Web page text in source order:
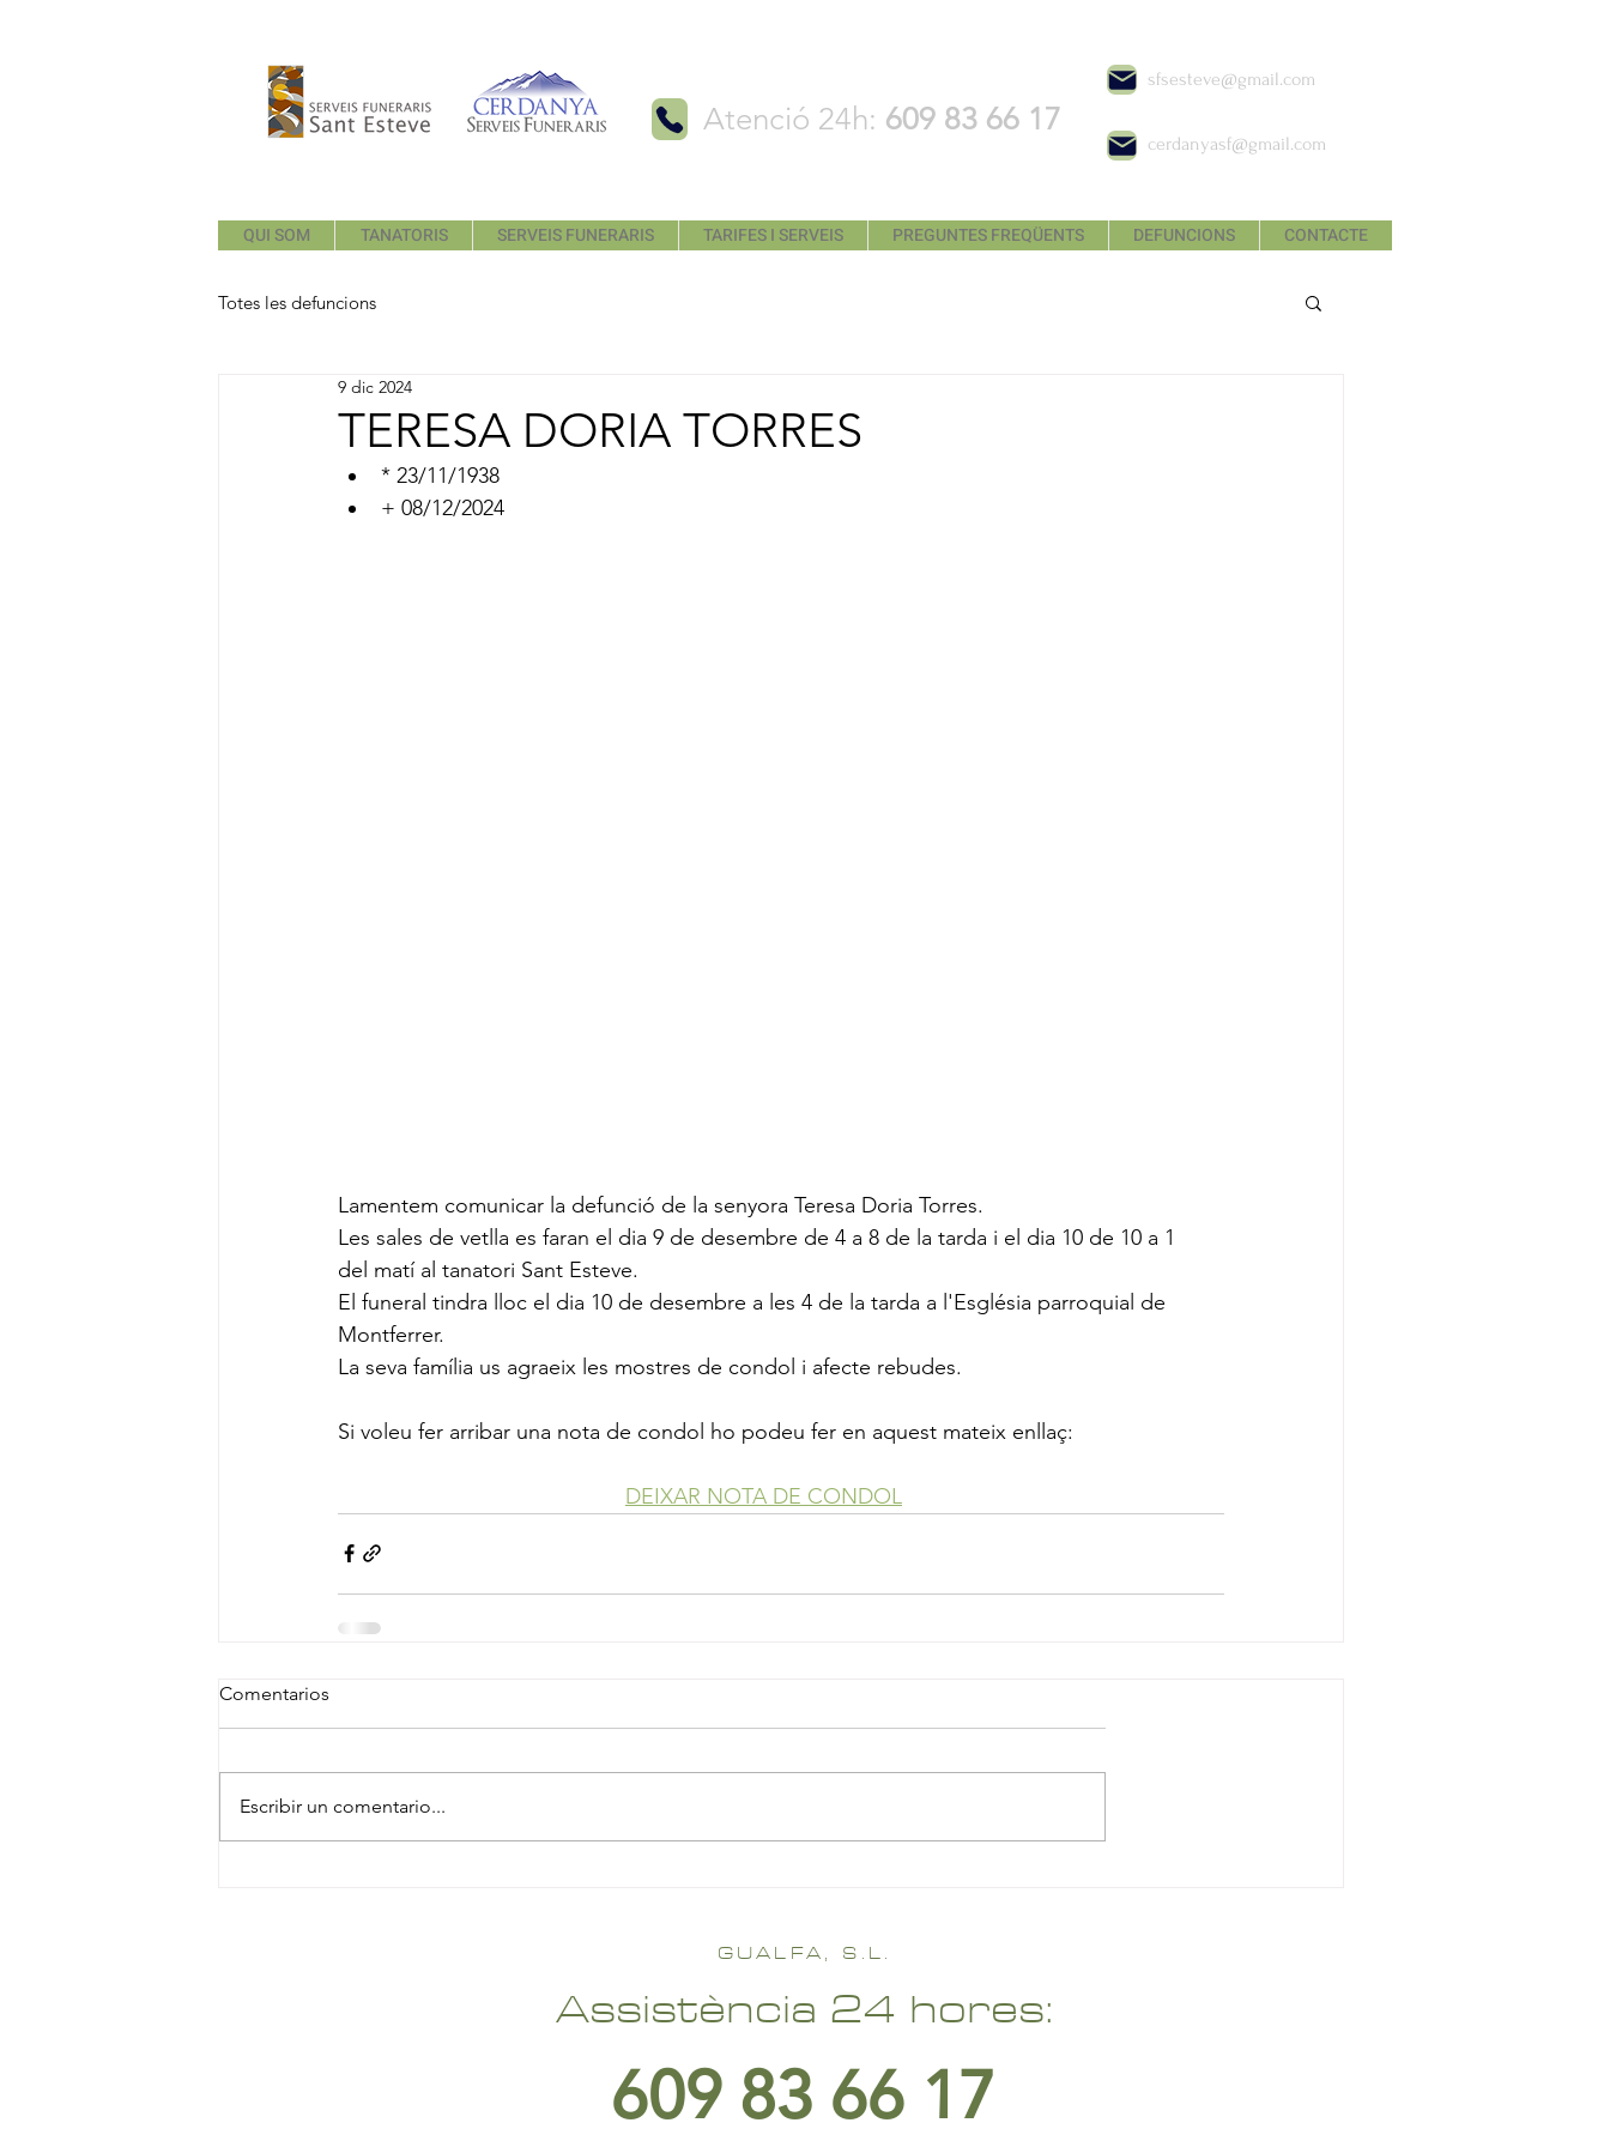
sfsesteve@gmail.com
Atenció 24h: 609 83 66 17
cerdanyasf@gmail.com
QUI SOM TANATORIS SERVEIS FUNERARIS TARIFES I SERVEIS PREGUNTES FREQÜENTS DEFUNCIONS CONTACTE
Totes les defuncions
TERESA DORIA TORRES
9 dic 2024
* 23/11/1938
+ 08/12/2024
Lamentem comunicar la defunció de la senyora Teresa Doria Torres.
Les sales de vetlla es faran el dia 9 de desembre de 4 a 8 de la tarda i el dia 10 de 10 a 1
del matí al tanatori Sant Esteve.
El funeral tindra lloc el dia 10 de desembre a les 4 de la tarda a l'Església parroquial de
Montferrer.
La seva família us agraeix les mostres de condol i afecte rebudes.
Si voleu fer arribar una nota de condol ho podeu fer en aquest mateix enllaç:
DEIXAR NOTA DE CONDOL
Comentarios
Escribir un comentario...
GUALFA, S.L.
Assistència 24 hores:
609 83 66 17